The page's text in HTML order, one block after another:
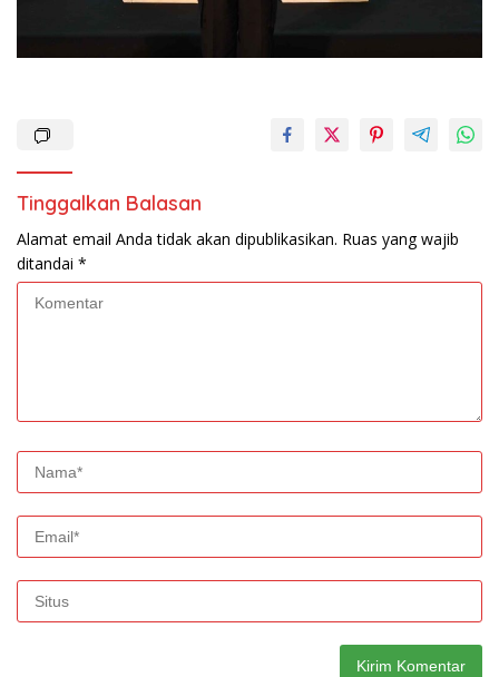
Tinggalkan Balasan
Alamat email Anda tidak akan dipublikasikan. Ruas yang wajib
ditandai *